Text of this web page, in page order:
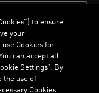
to ensure
your
use Cookies for
can accept all
Settings”. By
the use of
Cookies